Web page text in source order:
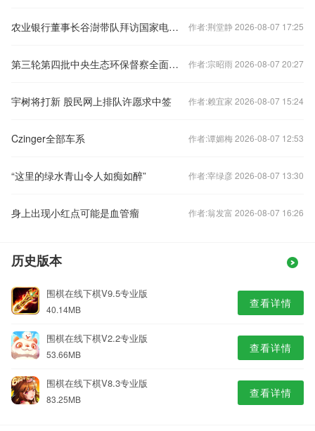
农业银行董事长谷澍带队拜访国家电网有限公司董事长张智刚 作者:荆堂静 2026-08-07 17:25
第三轮第四批中央生态环保督察全面启动 作者:宗昭雨 2026-08-07 20:27
宇树将打新 股民网上排队许愿求中签 作者:赖宜家 2026-08-07 15:24
Czinger全部车系 作者:谭媚梅 2026-08-07 12:53
“这里的绿水青山令人如痴如醉” 作者:宰绿彦 2026-08-07 13:30
身上出现小红点可能是血管瘤 作者:翁发富 2026-08-07 16:26
历史版本
围棋在线下棋V9.5专业版
40.14MB 查看详情
围棋在线下棋V2.2专业版
53.66MB 查看详情
围棋在线下棋V8.3专业版
83.25MB 查看详情